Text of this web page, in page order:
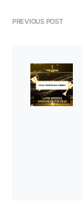
PREVIOUS POST